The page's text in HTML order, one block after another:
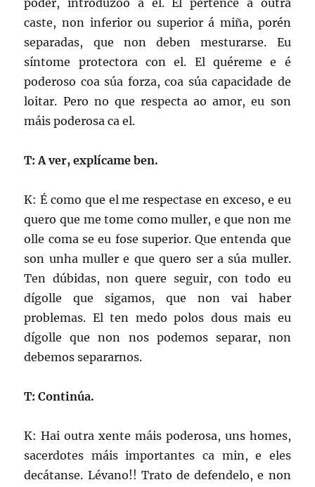
poder, introdúzoo a el. El pertence a outra
caste, non inferior ou superior á miña, porén
separadas, que non deben mesturarse. Eu
síntome protectora con el. El quéreme e é
poderoso coa súa forza, coa súa capacidade de
loitar. Pero no que respecta ao amor, eu son
máis poderosa ca el.
T: A ver, explícame ben.
K: É como que el me respectase en exceso, e eu
quero que me tome como muller, e que non me
olle coma se eu fose superior. Que entenda que
son unha muller e que quero ser a súa muller.
Ten dúbidas, non quere seguir, con todo eu
dígolle que sigamos, que non vai haber
problemas. El ten medo polos dous mais eu
dígolle que non nos podemos separar, non
debemos separarnos.
T: Continúa.
K: Hai outra xente máis poderosa, uns homes,
sacerdotes máis importantes ca min, e eles
decátanse. Lévano!! Trato de defendelo, e non